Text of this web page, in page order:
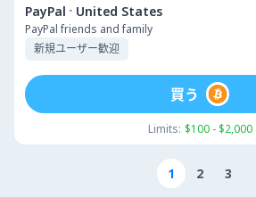
PayPal · United States
PayPal friends and family
新規ユーザー歓迎
Limits: $100 - $2,000
買う
1 2 3